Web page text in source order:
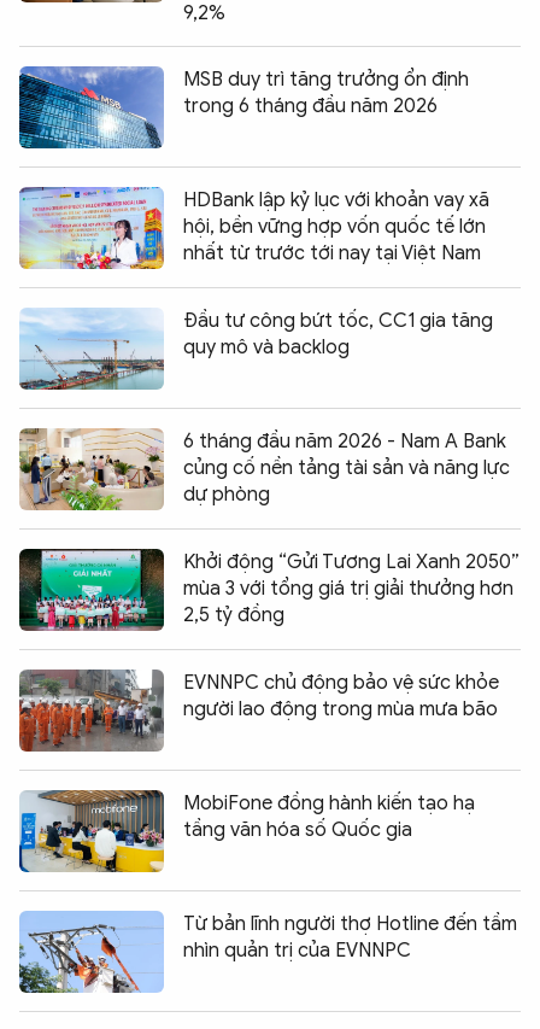
9,2%
MSB duy trì tăng trưởng ổn định
trong 6 tháng đầu năm 2026
HDBank lập kỷ lục với khoản vay xã
hội, bền vững hợp vốn quốc tế lớn
nhất từ trước tới nay tại Việt Nam
Đầu tư công bứt tốc, CC1 gia tăng
quy mô và backlog
6 tháng đầu năm 2026 - Nam A Bank
củng cố nền tảng tài sản và năng lực
dự phòng
Khởi động “Gửi Tương Lai Xanh 2050”
mùa 3 với tổng giá trị giải thưởng hơn
2,5 tỷ đồng
EVNNPC chủ động bảo vệ sức khỏe
người lao động trong mùa mưa bão
MobiFone đồng hành kiến tạo hạ
tầng văn hóa số Quốc gia
Từ bản lĩnh người thợ Hotline đến tầm
nhìn quản trị của EVNNPC